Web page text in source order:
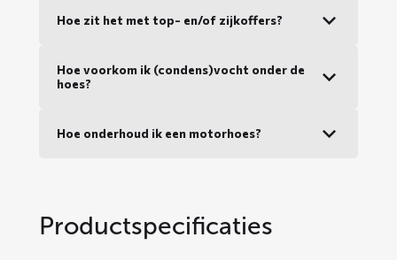
Hoe zit het met top- en/of zijkoffers?
Hoe voorkom ik (condens)vocht onder de
hoes?
Hoe onderhoud ik een motorhoes?
Productspecificaties